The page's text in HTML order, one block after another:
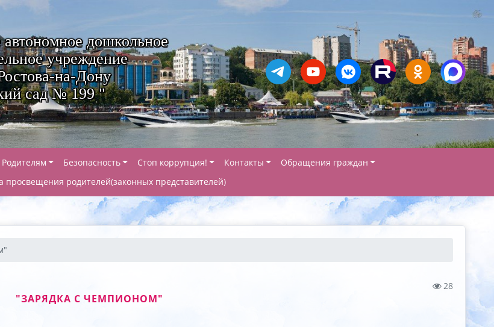
дошкольное
учреждение
на-Дону
сад № 199 "
Родителям Безопасность Стоп коррупция! Контакты
Обращения граждан
просвещения родителей(законных представителей)
28
"ЗАРЯДКА С ЧЕМПИОНОМ"